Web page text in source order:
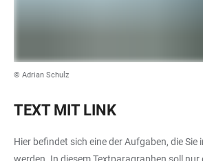
© Adrian Schulz
TEXT MIT LINK
Hier befindet sich eine der Aufgaben, die Sie